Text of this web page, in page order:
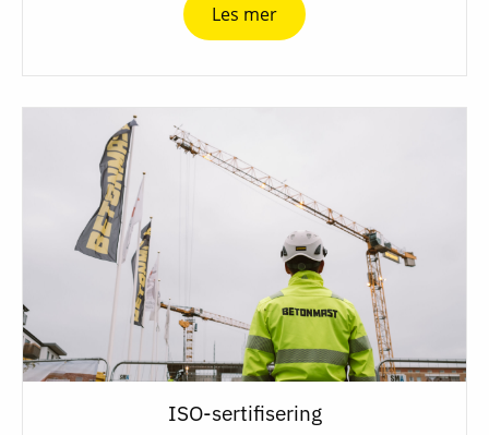
Les mer
ISO-sertifisering